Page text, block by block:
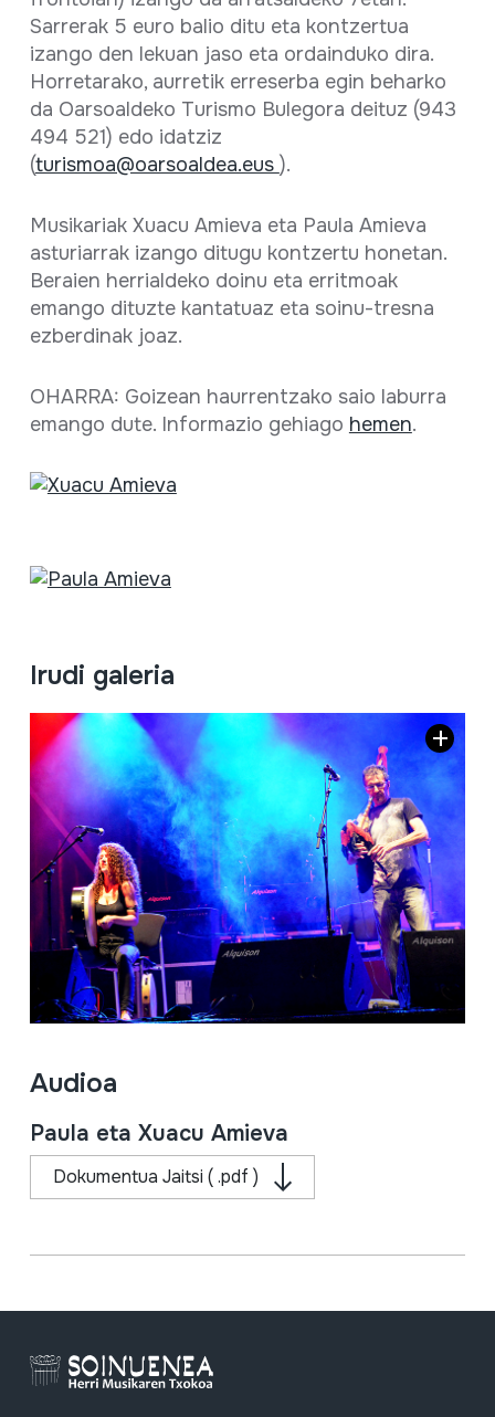
Sarrerak 5 euro balio ditu eta kontzertua
izango den lekuan jaso eta ordainduko dira.
Horretarako, aurretik erreserba egin beharko
da Oarsoaldeko Turismo Bulegora deituz (943
494 521) edo idatziz
(turismoa@oarsoaldea.eus ).
Musikariak Xuacu Amieva eta Paula Amieva
asturiarrak izango ditugu kontzertu honetan.
Beraien herrialdeko doinu eta erritmoak
emango dituzte kantatuaz eta soinu-tresna
ezberdinak joaz.
OHARRA: Goizean haurrentzako saio laburra
emango dute. Informazio gehiago hemen.
Irudi galeria
Audioa
Paula eta Xuacu Amieva
Dokumentua Jaitsi ( .pdf )